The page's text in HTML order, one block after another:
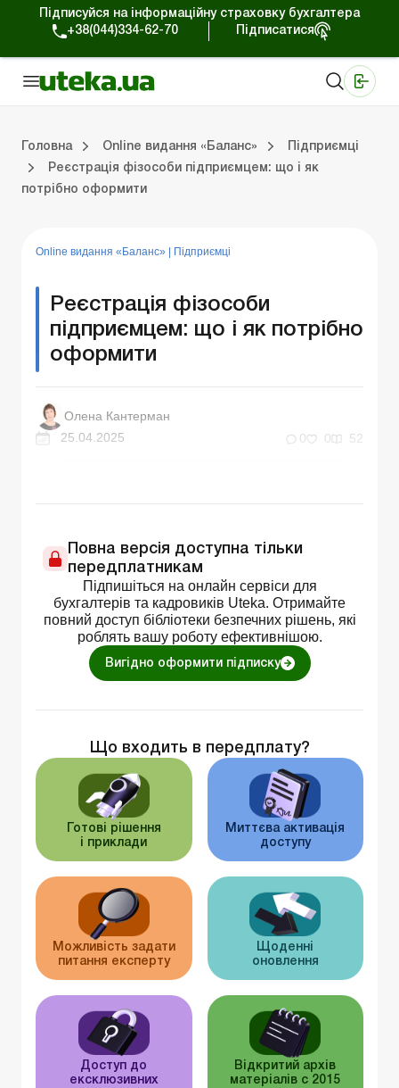
Підписуйся на інформаційну страховку бухгалтера
+38(044)334-62-70
Підписатися
Головна Online видання «Баланс»
Підприємці
Реєстрація фізособи підприємцем: що і як
потрібно оформити
Online видання «Баланс» Підприємці
Реєстрація фізособи
підприємцем: що і як потрібно
оформити
Олена Кантерман
25.04.2025
0 0 52
Повна версія доступна тільки
передплатникам
Підпишіться на онлайн сервіси для
бухгалтерів та кадровиків Uteka. Отримайте
повний доступ бібліотеки безпечних рішень, які
роблять вашу роботу ефективнішою.
Вигідно оформити підписку
Що входить в передплату?
Готові рішення
і приклади
Миттєва активація
доступу
Можливість задати
питання експерту
Щоденні
оновлення
Доступ до
ексклюзивних
Відкритий архів
матеріалів c 2015